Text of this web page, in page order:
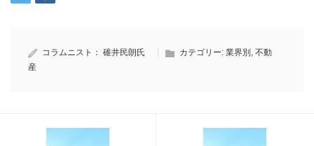
コラムニスト： 碓井民朗氏 カテゴリー: 業界別 , 不動
産